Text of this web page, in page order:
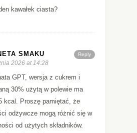
kawałek ciasta?
Reply
SMAKU
2026 at 14:28
GPT, wersja z cukrem i
30% użytą w polewie ma
kcal. Proszę pamiętać, że
odżywcze mogą różnić się w
od użytych składników.